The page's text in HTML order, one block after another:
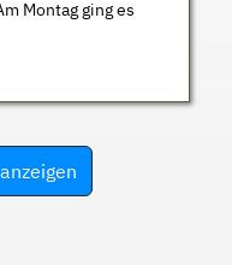
Montag ging es